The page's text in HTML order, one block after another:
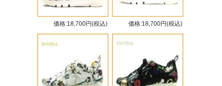
価格:18,700円(税込) 価格:18,700円(税込)